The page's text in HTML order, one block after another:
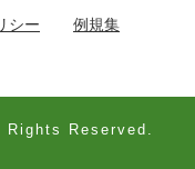
シー
例規集
Reserved.